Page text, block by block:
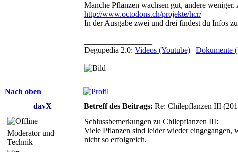
Manche Pflanzen wachsen gut, andere weniger.
http://www.octodons.ch/projekte/hcr/
In der Ausgabe zwei und drei findest du Infos
Degupedia 2.0: Videos (Youtube) | Dokumente
Nach oben
davX
Betreff des Beitrags: Re: Chilepflanzen III
Moderator und
Technik
Schlussbemerkungen zu Chilepflanzen III:
Viele Pflanzen sind leider wieder eingegangen,
nicht so erfolgreich.